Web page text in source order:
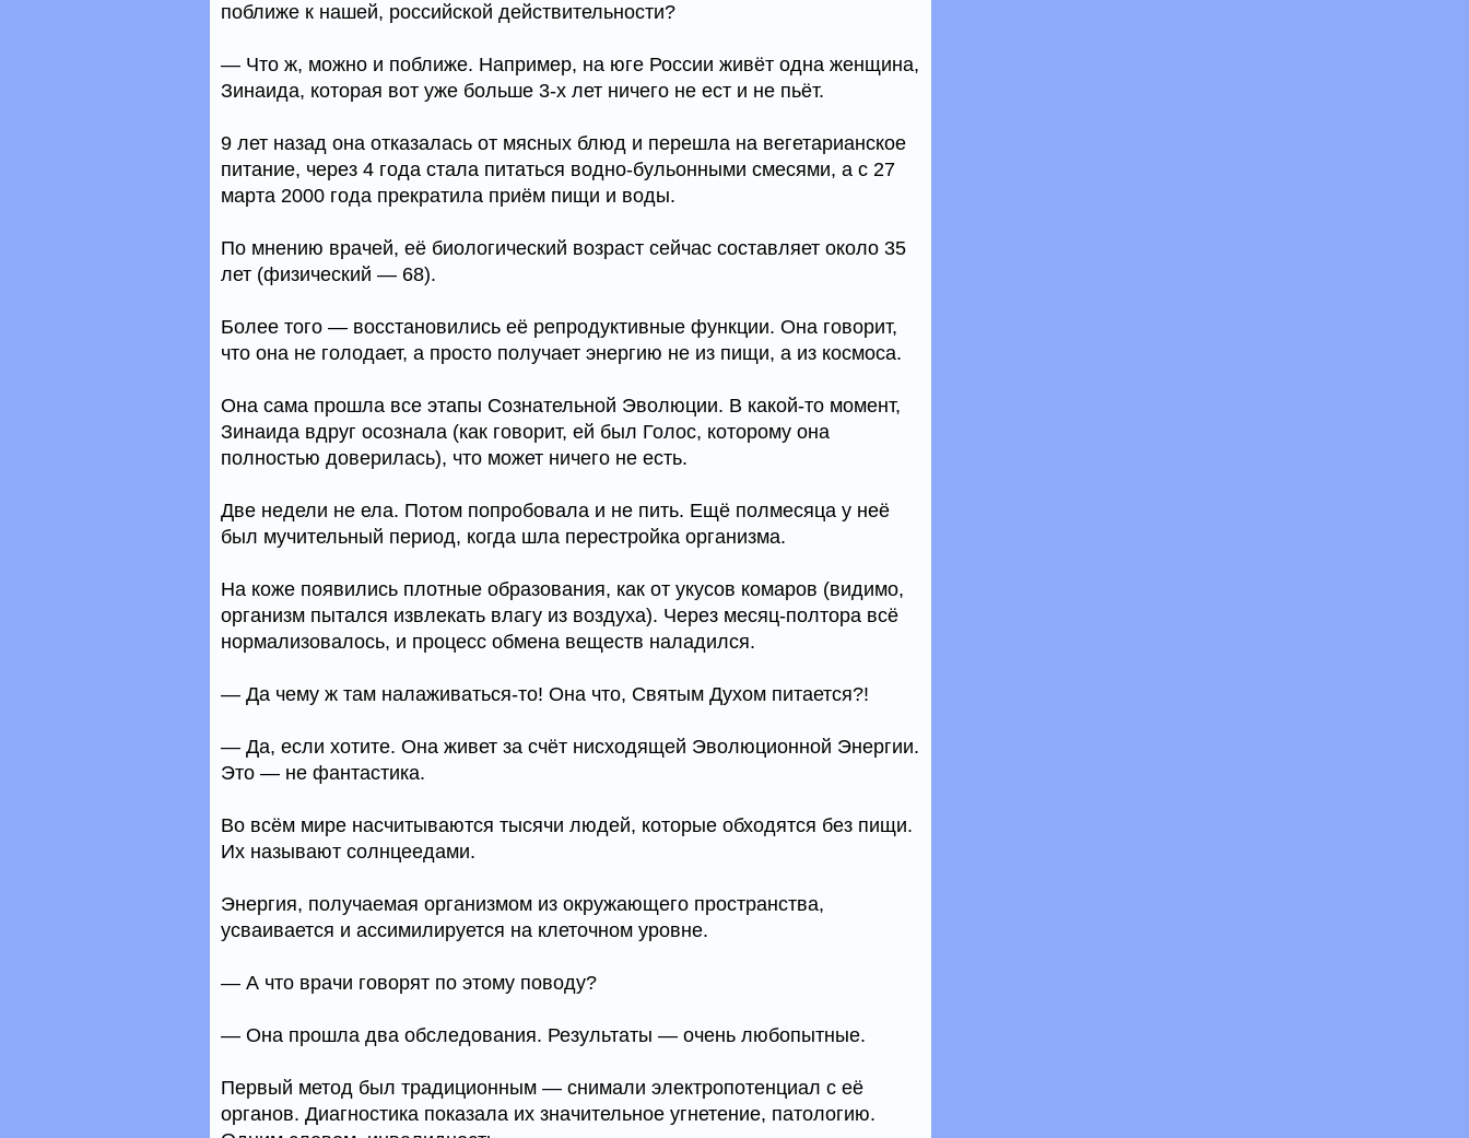
поближе к нашей, российской действительности?
— Что ж, можно и поближе. Например, на юге России живёт одна женщина,
Зинаида, которая вот уже больше 3-х лет ничего не ест и не пьёт.
9 лет назад она отказалась от мясных блюд и перешла на вегетарианское
питание, через 4 года стала питаться водно-бульонными смесями, а с 27
марта 2000 года прекратила приём пищи и воды.
По мнению врачей, её биологический возраст сейчас составляет около 35
лет (физический — 68).
Более того — восстановились её репродуктивные функции. Она говорит,
что она не голодает, а просто получает энергию не из пищи, а из космоса.
Она сама прошла все этапы Сознательной Эволюции. В какой-то момент,
Зинаида вдруг осознала (как говорит, ей был Голос, которому она
полностью доверилась), что может ничего не есть.
Две недели не ела. Потом попробовала и не пить. Ещё полмесяца у неё
был мучительный период, когда шла перестройка организма.
На коже появились плотные образования, как от укусов комаров (видимо,
организм пытался извлекать влагу из воздуха). Через месяц-полтора всё
нормализовалось, и процесс обмена веществ наладился.
— Да чему ж там налаживаться-то! Она что, Святым Духом питается?!
— Да, если хотите. Она живет за счёт нисходящей Эволюционной Энергии.
Это — не фантастика.
Во всём мире насчитываются тысячи людей, которые обходятся без пищи.
Их называют солнцеедами.
Энергия, получаемая организмом из окружающего пространства,
усваивается и ассимилируется на клеточном уровне.
— А что врачи говорят по этому поводу?
— Она прошла два обследования. Результаты — очень любопытные.
Первый метод был традиционным — снимали электропотенциал с её
органов. Диагностика показала их значительное угнетение, патологию.